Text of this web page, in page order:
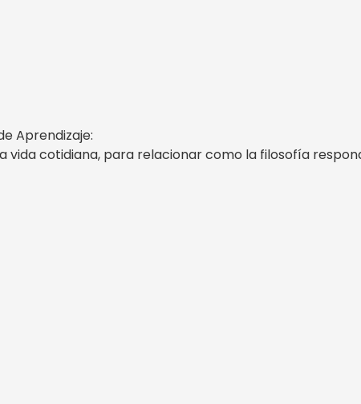
Aprendizaje:
vida cotidiana, para relacionar como la filosofía